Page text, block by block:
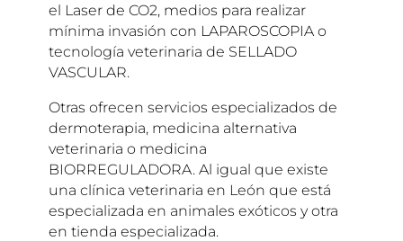
el Laser de CO2, medios para realizar
mínima invasión con LAPAROSCOPIA o
tecnología veterinaria de SELLADO
VASCULAR.
Otras ofrecen servicios especializados de
dermoterapia, medicina alternativa
veterinaria o medicina
BIORREGULADORA. Al igual que existe
una clínica veterinaria en León que está
especializada en animales exóticos y otra
en tienda especializada.